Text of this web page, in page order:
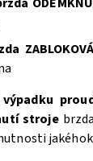
výpadku
strojebrzda